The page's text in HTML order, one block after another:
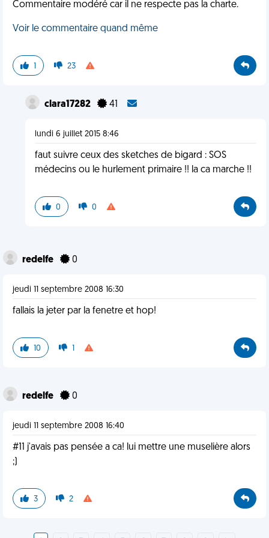
Commentaire modéré car il ne respecte pas la charte.
Voir le commentaire quand même
1 23
clara17282 41
lundi 6 juillet 2015 8:46
faut suivre ceux des sketches de bigard : SOS
médecins ou le hurlement primaire !! la ca marche !!
0 0
redelfe 0
jeudi 11 septembre 2008 16:30
fallais la jeter par la fenetre et hop!
10 1
redelfe 0
jeudi 11 septembre 2008 16:40
#11 j'avais pas pensée a ca! lui mettre une muselière alors
;)
3 2